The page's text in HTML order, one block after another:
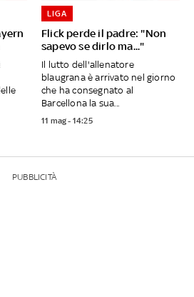
Flick perde il padre: "Non
sapevo se dirlo ma..."
LIGA
Il lutto dell'allenatore
blaugrana è arrivato nel giorno
che ha consegnato al
Barcellona la sua...
11 mag - 14:25
PUBBLICITÀ